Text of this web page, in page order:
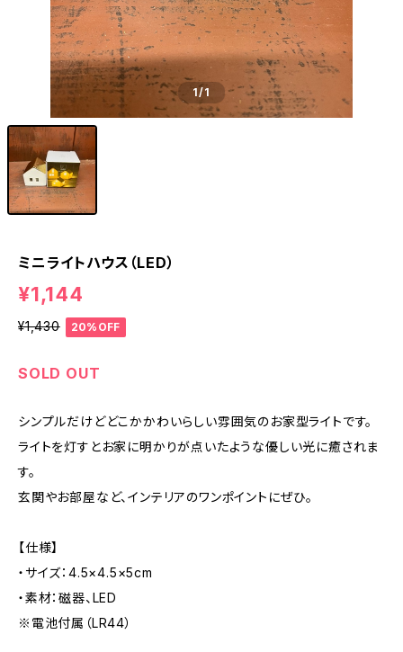
1/1
ミニライトハウス（LED）
¥1,144
¥1,430 20%OFF
SOLD OUT
シンプルだけどどこかかわいらしい雰囲気のお家型ライトです。
ライトを灯すとお家に明かりが点いたような優しい光に癒されま
す。
玄関やお部屋など、インテリアのワンポイントにぜひ。
【仕様】
・サイズ：4.5×4.5×5cm
・素材：磁器、LED
※電池付属（LR44）